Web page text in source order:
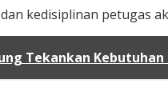
kedisiplinan petugas
Tekankan